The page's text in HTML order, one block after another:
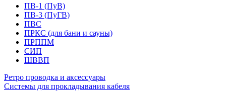
ПВ-1 (ПуВ)
ПВ-3 (ПуГВ)
ПВС
ПРКС (для бани и сауны)
ПРППМ
СИП
ШВВП
Ретро проводка и аксессуары
Системы для прокладывания кабеля